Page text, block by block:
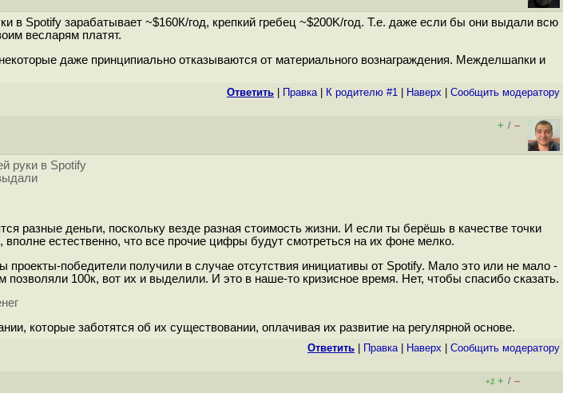
в Spotify зарабатывает ~$160К/год, крепкий гребец ~$200K/год. Т.е. даже если бы они выдали всю
весларям платят.
даже принципиально отказываются от материального вознаграждения. Межделшапки и
Ответить Правка| К родителю #1 Наверх Cообщить модератору
+ / –
руки в Spotify
разные деньги, поскольку везде разная стоимость жизни. И если ты берёшь в качестве точки
естественно, что все прочие цифры будут смотреться на их фоне мелко.
победители получили в случае отсутствия инициативы от Spotify. Мало это или не мало -
100к, вот их и выделили. И это в наше-то кризисное время. Нет, чтобы спасибо сказать.
которые заботятся об их существовании, оплачивая их развитие на регулярной основе.
Ответить Правка| Наверх Cообщить модератору
+2 + / –